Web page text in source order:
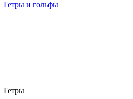
Гетры и гольфы
Гетры